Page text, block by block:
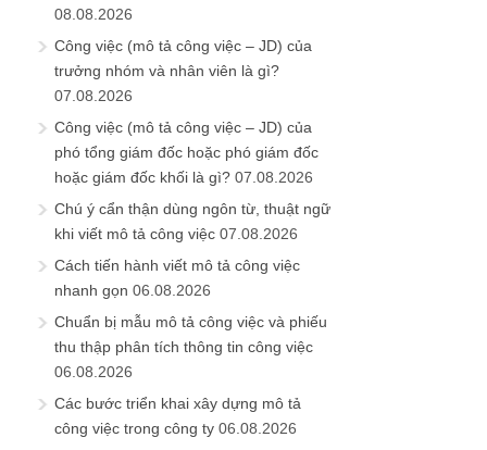
08.08.2026
Công việc (mô tả công việc – JD) của
trưởng nhóm và nhân viên là gì?
07.08.2026
Công việc (mô tả công việc – JD) của
phó tổng giám đốc hoặc phó giám đốc
hoặc giám đốc khối là gì? 07.08.2026
Chú ý cẩn thận dùng ngôn từ, thuật ngữ
khi viết mô tả công việc 07.08.2026
Cách tiến hành viết mô tả công việc
nhanh gọn 06.08.2026
Chuẩn bị mẫu mô tả công việc và phiếu
thu thập phân tích thông tin công việc
06.08.2026
Các bước triển khai xây dựng mô tả
công việc trong công ty 06.08.2026